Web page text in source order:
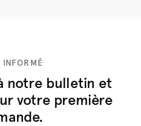
INFORMÉ
notre bulletin et
votre première